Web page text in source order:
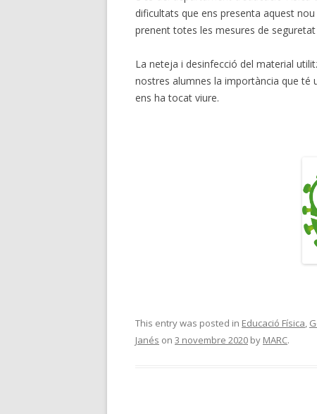
dificultats que ens presenta aquest
prenent totes les mesures de seguretat
La neteja i desinfecció del material
nostres alumnes la importància que té
ens ha tocat viure.
This entry was posted in Educació Física,
Janés on 3 novembre 2020 by MARC.